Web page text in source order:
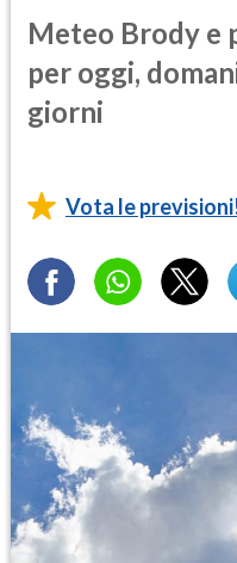
Meteo Brody e
per oggi,
giorni
Vota le